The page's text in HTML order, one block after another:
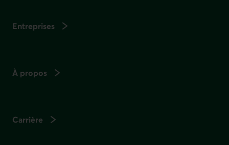
Entreprises
À propos
Carrière